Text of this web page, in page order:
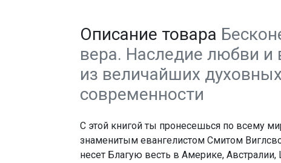
Описание товара
вера. Наследие любви и
из величайших
современности
С этой книгой ты пронесешься по всему
знаменитым евангелистом Смитом
несет Благую весть в Америке,